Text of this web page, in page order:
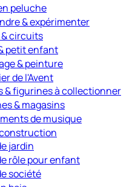
peluche
& expérimenter
circuits
petit enfant
& peinture
de l'Avent
& figurines à collectionner
& magasins
de musique
jardin
rôle pour enfant
société